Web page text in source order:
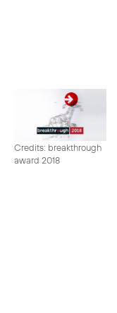
Credits: breakthrough
award 2018